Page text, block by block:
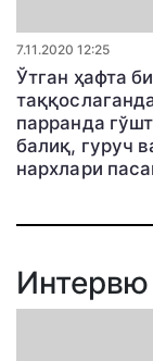
7.11.2020 12:25
Ўтган ҳафта
парранда
балиқ, гуруч
нархлари
Интервю